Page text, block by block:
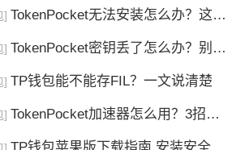
] TokenPocket无法安装怎么办？这几个方法帮你解决
] TokenPocket密钥丢了怎么办？别慌，这样做还能找回
] TP钱包能不能存FIL？一文说清楚
] TokenPocket加速器怎么用？3招帮你快速解决交易卡顿问题